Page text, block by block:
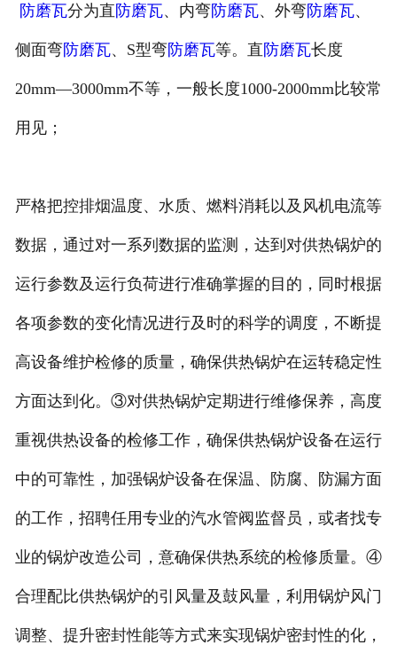
防磨瓦分为直防磨瓦、内弯防磨瓦、外弯防磨瓦、
侧面弯防磨瓦、S型弯防磨瓦等。直防磨瓦长度
20mm—3000mm不等，一般长度1000-2000mm比较常
用见；
严格把控排烟温度、水质、燃料消耗以及风机电流等
数据，通过对一系列数据的监测，达到对供热锅炉的
运行参数及运行负荷进行准确掌握的目的，同时根据
各项参数的变化情况进行及时的科学的调度，不断提
高设备维护检修的质量，确保供热锅炉在运转稳定性
方面达到化。③对供热锅炉定期进行维修保养，高度
重视供热设备的检修工作，确保供热锅炉设备在运行
中的可靠性，加强锅炉设备在保温、防腐、防漏方面
的工作，招聘任用专业的汽水管阀监督员，或者找专
业的锅炉改造公司，意确保供热系统的检修质量。④
合理配比供热锅炉的引风量及鼓风量，利用锅炉风门
调整、提升密封性能等方式来实现锅炉密封性的化，